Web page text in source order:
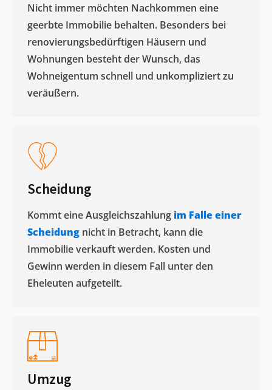
Nicht immer möchten Nachkommen eine
geerbte Immobilie behalten. Besonders bei
renovierungsbedürftigen Häusern und
Wohnungen besteht der Wunsch, das
Wohneigentum schnell und unkompliziert zu
veräußern. ​
Scheidung
Kommt eine Ausgleichszahlung im Falle einer
Scheidung nicht in Betracht, kann die
Immobilie verkauft werden. Kosten und
Gewinn werden in diesem Fall unter den
Eheleuten aufgeteilt.​
Umzug